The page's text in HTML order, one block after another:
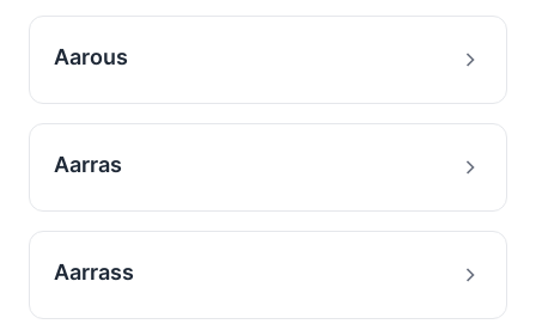
Aarous
Aarras
Aarrass